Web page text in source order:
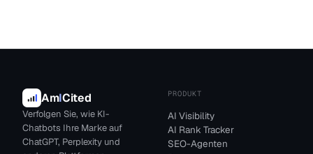
AmICited
Verfolgen Sie, wie KI-
Chatbots Ihre Marke auf
ChatGPT, Perplexity und
PRODUKT
AI Visibility
AI Rank Tracker
SEO-Agenten